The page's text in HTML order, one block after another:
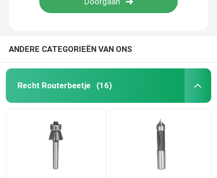
ANDERE CATEGORIEËN VAN ONS
Recht Routerbeetje (16)